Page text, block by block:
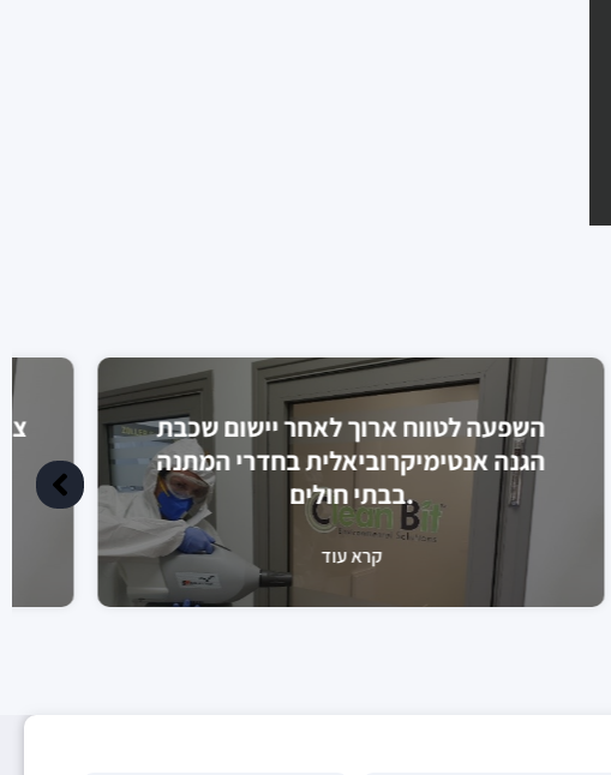
השפעה לטווח ארוך לאחר יישום שכבת
הגנה אנטימיקרוביאלית בחדרי המתנה
בבתי חולים.